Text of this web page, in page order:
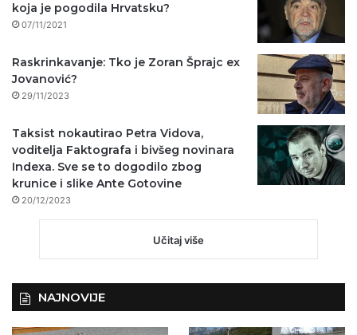
koja je pogodila Hrvatsku?
07/11/2021
Raskrinkavanje: Tko je Zoran Šprajc ex
Jovanović?
29/11/2023
Taksist nokautirao Petra Vidova,
voditelja Faktografa i bivšeg novinara
Indexa. Sve se to dogodilo zbog
krunice i slike Ante Gotovine
20/12/2023
Učitaj više
NAJNOVIJE